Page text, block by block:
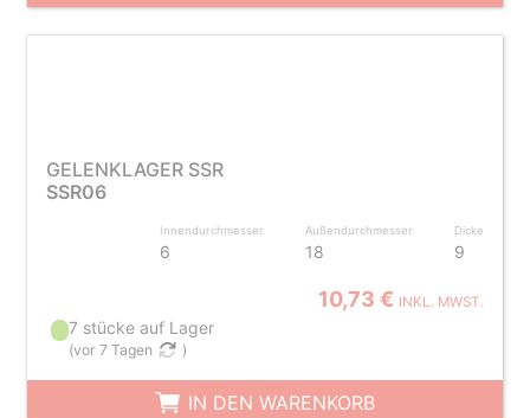
GELENKLAGER SSR
SSR06
Innendurchmesser
6
Außendurchmesser
18
Dicke
9
10,73 € INKL. MWST.
7 stücke auf Lager
(vor 7 Tagen )
IN DEN WARENKORB